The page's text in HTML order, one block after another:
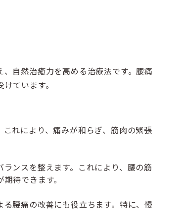
自然治癒力を高める治療法です。腰痛
ています。
れにより、痛みが和らぎ、筋肉の緊張
ンスを整えます。これにより、腰の筋
待できます。
腰痛の改善にも役立ちます。特に、慢